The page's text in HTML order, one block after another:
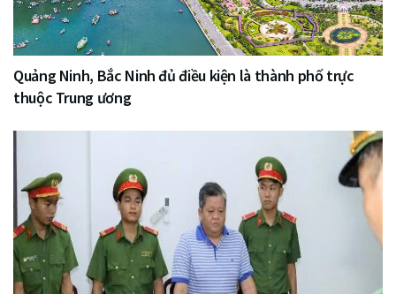
Quảng Ninh, Bắc Ninh đủ điều kiện là thành phố trực
thuộc Trung ương